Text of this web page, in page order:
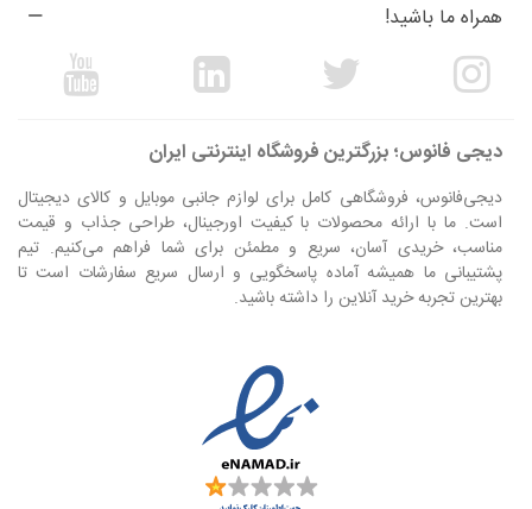
همراه ما باشید!
دیجی فانوس؛ بزرگترین فروشگاه اینترنتی ایران
دیجی‌فانوس، فروشگاهی کامل برای لوازم جانبی موبایل و کالای دیجیتال
است. ما با ارائه محصولات با کیفیت اورجینال، طراحی جذاب و قیمت
مناسب، خریدی آسان، سریع و مطمئن برای شما فراهم می‌کنیم. تیم
پشتیبانی ما همیشه آماده پاسخگویی و ارسال سریع سفارشات است تا
بهترین تجربه خرید آنلاین را داشته باشید.